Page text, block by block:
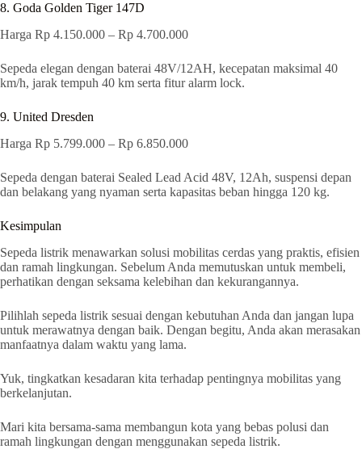
8. Goda Golden Tiger 147D
Harga Rp 4.150.000 – Rp 4.700.000
Sepeda elegan dengan baterai 48V/12AH, kecepatan maksimal 40
km/h, jarak tempuh 40 km serta fitur alarm lock.
9. United Dresden
Harga Rp 5.799.000 – Rp 6.850.000
Sepeda dengan baterai Sealed Lead Acid 48V, 12Ah, suspensi depan
dan belakang yang nyaman serta kapasitas beban hingga 120 kg.
Kesimpulan
Sepeda listrik menawarkan solusi mobilitas cerdas yang praktis, efisien
dan ramah lingkungan. Sebelum Anda memutuskan untuk membeli,
perhatikan dengan seksama kelebihan dan kekurangannya.
Pilihlah sepeda listrik sesuai dengan kebutuhan Anda dan jangan lupa
untuk merawatnya dengan baik. Dengan begitu, Anda akan merasakan
manfaatnya dalam waktu yang lama.
Yuk, tingkatkan kesadaran kita terhadap pentingnya mobilitas yang
berkelanjutan.
Mari kita bersama-sama membangun kota yang bebas polusi dan
ramah lingkungan dengan menggunakan sepeda listrik.